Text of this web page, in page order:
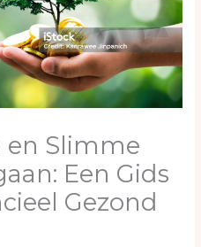
en Slimme
Een Gids
Gezond